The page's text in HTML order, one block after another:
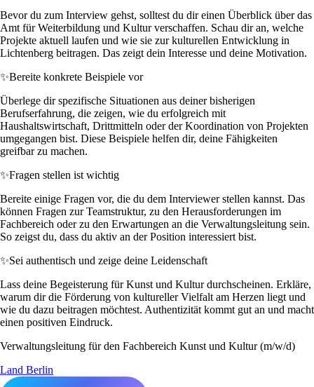
Bevor du zum Interview gehst, solltest du dir einen Überblick über das
Amt für Weiterbildung und Kultur verschaffen. Schau dir an, welche
Projekte aktuell laufen und wie sie zur kulturellen Entwicklung in
Lichtenberg beitragen. Das zeigt dein Interesse und deine Motivation.
✨Bereite konkrete Beispiele vor
Überlege dir spezifische Situationen aus deiner bisherigen
Berufserfahrung, die zeigen, wie du erfolgreich mit
Haushaltswirtschaft, Drittmitteln oder der Koordination von Projekten
umgegangen bist. Diese Beispiele helfen dir, deine Fähigkeiten
greifbar zu machen.
✨Fragen stellen ist wichtig
Bereite einige Fragen vor, die du dem Interviewer stellen kannst. Das
können Fragen zur Teamstruktur, zu den Herausforderungen im
Fachbereich oder zu den Erwartungen an die Verwaltungsleitung sein.
So zeigst du, dass du aktiv an der Position interessiert bist.
✨Sei authentisch und zeige deine Leidenschaft
Lass deine Begeisterung für Kunst und Kultur durchscheinen. Erkläre,
warum dir die Förderung von kultureller Vielfalt am Herzen liegt und
wie du dazu beitragen möchtest. Authentizität kommt gut an und macht
einen positiven Eindruck.
Verwaltungsleitung für den Fachbereich Kunst und Kultur (m/w/d)
Land Berlin